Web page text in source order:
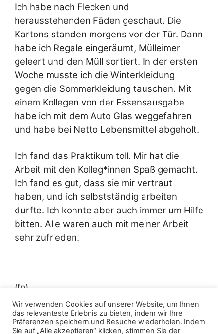
Ich habe nach Flecken und
herausstehenden Fäden geschaut. Die
Kartons standen morgens vor der Tür. Dann
habe ich Regale eingeräumt, Mülleimer
geleert und den Müll sortiert. In der ersten
Woche musste ich die Winterkleidung
gegen die Sommerkleidung tauschen. Mit
einem Kollegen von der Essensausgabe
habe ich mit dem Auto Glas weggefahren
und habe bei Netto Lebensmittel abgeholt.
Ich fand das Praktikum toll. Mir hat die
Arbeit mit den Kolleg*innen Spaß gemacht.
Ich fand es gut, dass sie mir vertraut
haben, und ich selbstständig arbeiten
durfte. Ich konnte aber auch immer um Hilfe
bitten. Alle waren auch mit meiner Arbeit
sehr zufrieden.
(fp)
Wir verwenden Cookies auf unserer Website, um Ihnen
das relevanteste Erlebnis zu bieten, indem wir Ihre
Präferenzen speichern und Besuche wiederholen. Indem
Sie auf „Alle akzeptieren“ klicken, stimmen Sie der